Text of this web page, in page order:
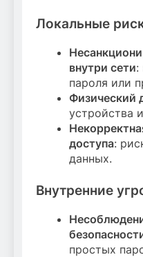
Локальные
внутри сети:
пароля или
Физический
устройства
доступа:
данных.
Внутренние
простых